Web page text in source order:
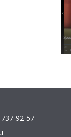
92-57